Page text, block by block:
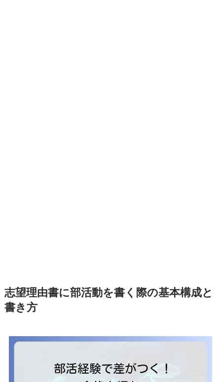
志望理由書に部活動を書く際の基本構成と
書き方